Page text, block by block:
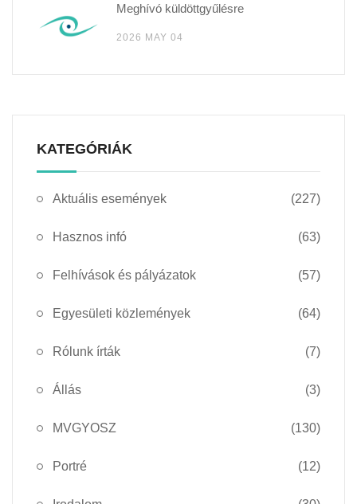
Meghívó küldöttgyűlésre
2026 MAY 04
KATEGÓRIÁK
Aktuális események (227)
Hasznos infó (63)
Felhívások és pályázatok (57)
Egyesületi közlemények (64)
Rólunk írták (7)
Állás (3)
MVGYOSZ (130)
Portré (12)